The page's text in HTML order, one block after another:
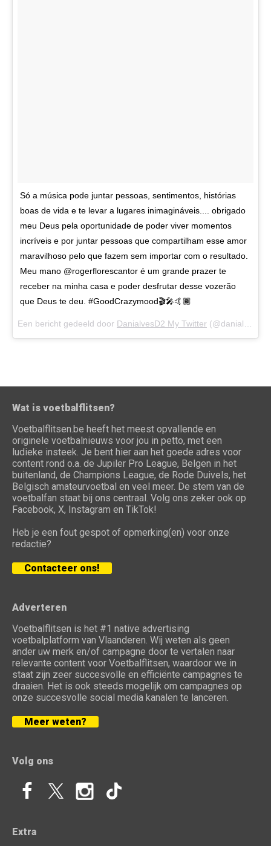
Só a música pode juntar pessoas, sentimentos, histórias
boas de vida e te levar a lugares inimagináveis.... obrigado
meu Deus pela oportunidade de poder viver momentos
incríveis e por juntar pessoas que compartilham esse amor
maravilhoso pelo que fazem sem importar com o resultado.
Meu mano @rogerflorescantor é um grande prazer te
receber na minha casa e poder desfrutar desse vozerão
que Deus te deu. #GoodCrazymood🎬🎤🤙🏾
Een bericht gedeeld door DanialvesD2 My Twitter (@danialves) op
Wat is voetbalflitsen?
Voetbalflitsen.be heeft het meest opvallende en
originele voetbalnieuws voor jou in petto, met een
ludieke insteek. Je bent hier aan het goede adres voor
content rond o.a. de Jupiler Pro League, Belgen in het
buitenland, de Champions League, de Rode Duivels, het
Belgisch amateurvoetbal en veel meer. De stem van de
voetbalfan staat bij ons centraal. Volg ons zeker ook op
Facebook, X, Instagram en TikTok!
Heb je een fout gespot of opmerking(en) voor onze
redactie?
Contacteer ons!
Adverteren
Voetbalflitsen is het #1 native advertising
voetbalplatform van Vlaanderen. Wij weten als geen
ander uw merk en/of campagne door te vertalen naar
relevante content voor Voetbalflitsen, waardoor we in
staat zijn zeer succesvolle en efficiënte campagnes te
draaien. Het is ook steeds mogelijk om campagnes op
onze succesvolle social media kanalen te lanceren.
Meer weten?
Volg ons
Extra